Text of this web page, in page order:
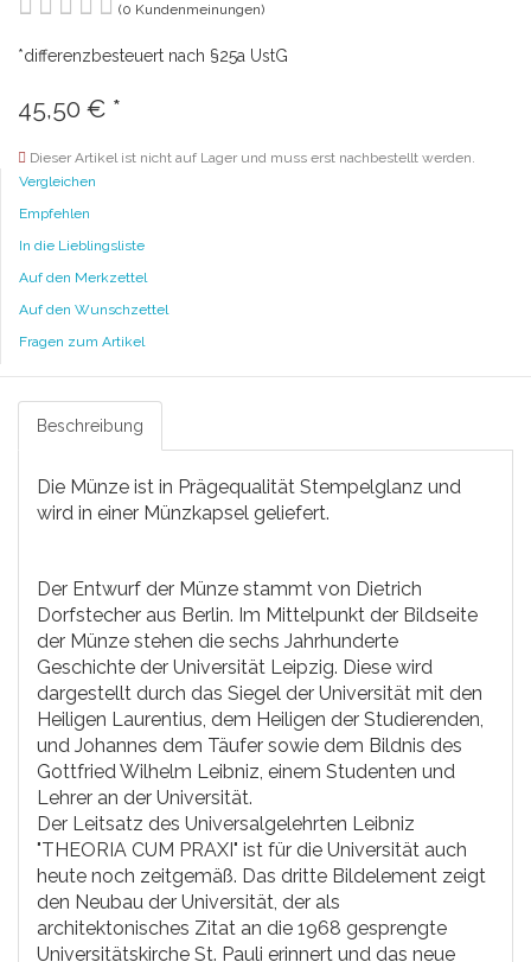
(0 Kundenmeinungen)
*differenzbesteuert nach §25a UstG
45,50 € *
Dieser Artikel ist nicht auf Lager und muss erst nachbestellt werden.
Vergleichen
Empfehlen
In die Lieblingsliste
Auf den Merkzettel
Auf den Wunschzettel
Fragen zum Artikel
Beschreibung
Die Münze ist in Prägequalität Stempelglanz und
wird in einer Münzkapsel geliefert.
Der Entwurf der Münze stammt von Dietrich
Dorfstecher aus Berlin. Im Mittelpunkt der Bildseite
der Münze stehen die sechs Jahrhunderte
Geschichte der Universität Leipzig. Diese wird
dargestellt durch das Siegel der Universität mit den
Heiligen Laurentius, dem Heiligen der Studierenden,
und Johannes dem Täufer sowie dem Bildnis des
Gottfried Wilhelm Leibniz, einem Studenten und
Lehrer an der Universität.
Der Leitsatz des Universalgelehrten Leibniz
"THEORIA CUM PRAXI" ist für die Universität auch
heute noch zeitgemäß. Das dritte Bildelement zeigt
den Neubau der Universität, der als
architektonisches Zitat an die 1968 gesprengte
Universitätskirche St. Pauli erinnert und das neue